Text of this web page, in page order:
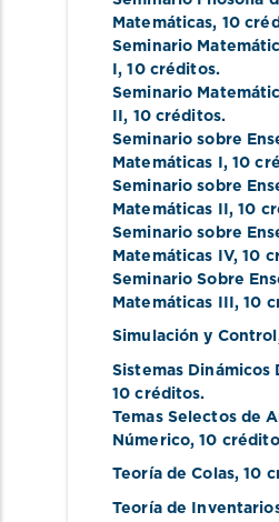
Matemáticas, 10
Seminario
I, 10 créditos.
Seminario
II, 10 créditos.
Seminario sobre
Matemáticas I , 10
Seminario sobre
Matemáticas II , 10
Seminario sobre
Matemáticas IV, 10
Seminario Sobre
Matemáticas III , 10
Simulación y Control
Sistemas Dinámicos
10 créditos.
Temas Selectos de
Númerico, 10
Teoría de Colas, 10
Teoría de